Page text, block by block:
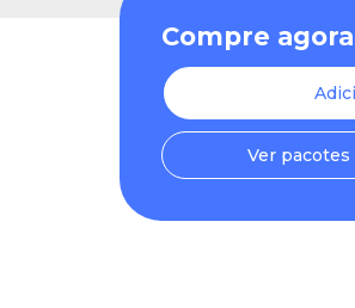
Compre agora
Ver